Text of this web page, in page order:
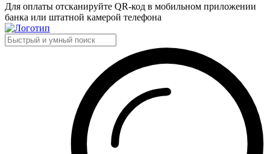
Для оплаты отсканируйте QR-код в мобильном приложении
банка или штатной камерой телефона